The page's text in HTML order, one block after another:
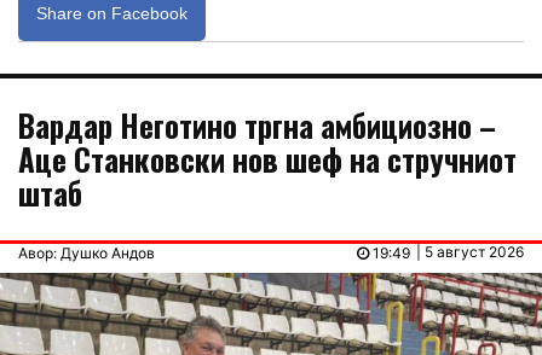
Share on Facebook
Вардар Неготино тргна амбициозно –
Аце Станковски нов шеф на стручниот
штаб
Авор: Душко Андов | 5 август 2026
19:49